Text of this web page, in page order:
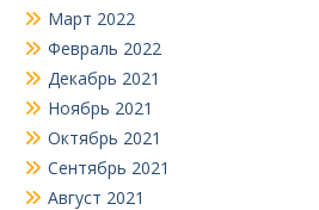
Март 2022
Февраль 2022
Декабрь 2021
Ноябрь 2021
Октябрь 2021
Сентябрь 2021
Август 2021